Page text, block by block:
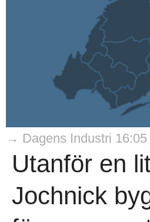
→ Dagens Industri 16:05
Utanför en
Jochnick